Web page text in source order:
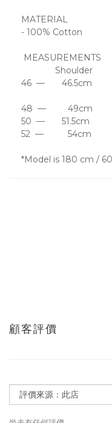
MATERIAL
- 100% Cotton
MEASUREMENTS
Shoulder
46 — 46.5cm
48 — 49cm
50 — 51.5cm
52 — 54cm
*Model is 180 cm /
顧客評價